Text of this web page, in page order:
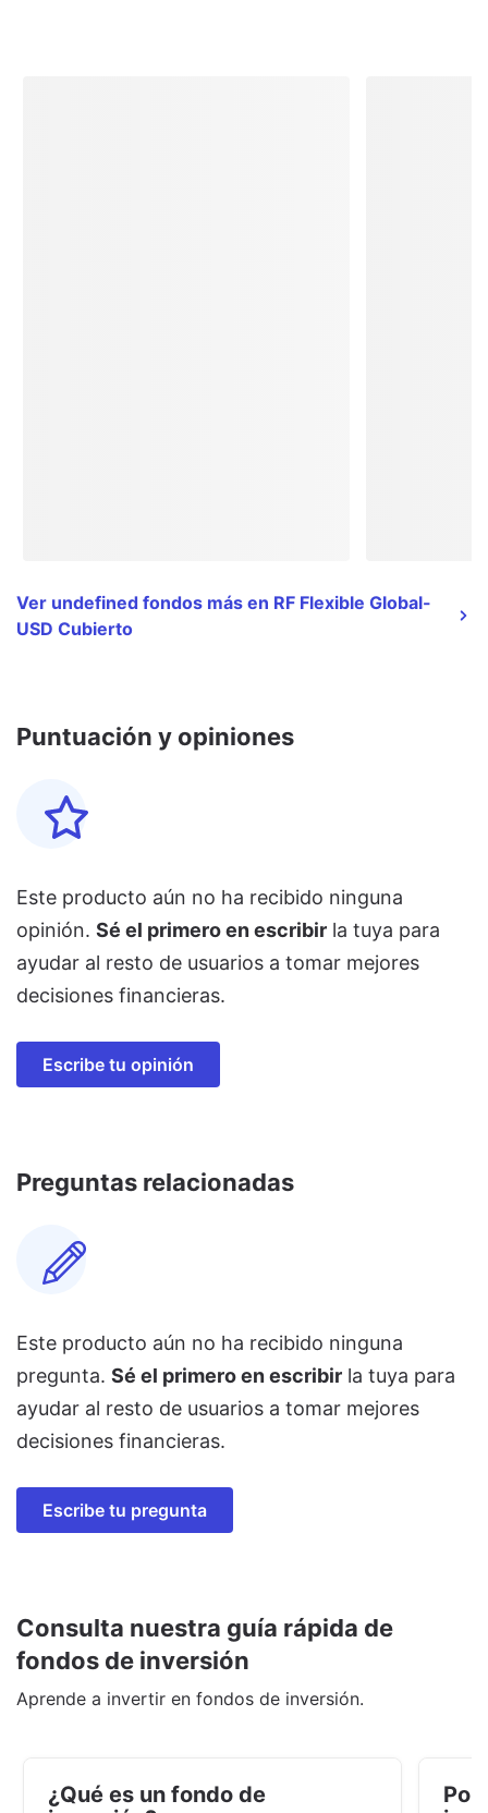
Ver undefined fondos más en RF Flexible Global-
USD Cubierto
Puntuación y opiniones
Este producto aún no ha recibido ninguna
opinión. Sé el primero en escribir la tuya para
ayudar al resto de usuarios a tomar mejores
decisiones financieras.
Escribe tu opinión
Preguntas relacionadas
Este producto aún no ha recibido ninguna
pregunta. Sé el primero en escribir la tuya para
ayudar al resto de usuarios a tomar mejores
decisiones financieras.
Escribe tu pregunta
Consulta nuestra guía rápida de
fondos de inversión
Aprende a invertir en fondos de inversión.
¿Qué es un fondo de
Por